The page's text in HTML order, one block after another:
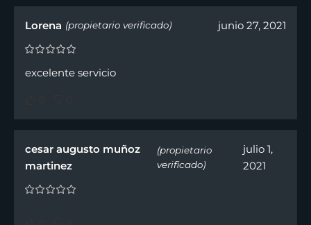
Lorena (propietario verificado) junio 27, 2021
excelente servicio
cesar augusto muñoz
martinez
(propietario
verificado)
julio 1,
2021